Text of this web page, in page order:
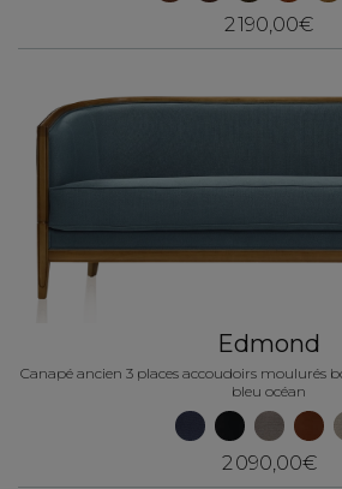
2 190,00€
Edmond
Canapé ancien 3 places accoudoirs moulurés
bleu océan
2 090,00€